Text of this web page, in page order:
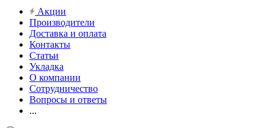
Акции
Производители
Доставка и оплата
Контакты
Статьи
Укладка
О компании
Сотрудничество
Вопросы и ответы
...